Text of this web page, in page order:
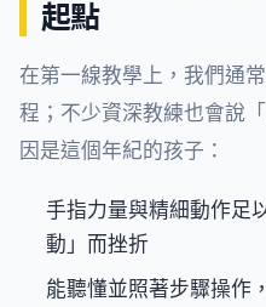
起點
在第一線教學上，我們通
程；不少資深教練也會說
因是這個年紀的孩子：
手指力量與精細動作足
動」而挫折
能聽懂並照著步驟操作